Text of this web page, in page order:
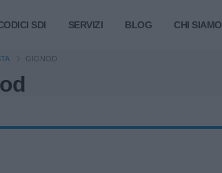
SDI SERVIZI BLOG CHI SIAMO
GIGNOD